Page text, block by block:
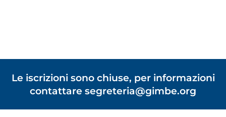
Le iscrizioni sono chiuse, per informazioni
contattare segreteria@gimbe.org